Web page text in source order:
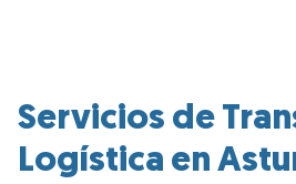
Servicios de
Logística en